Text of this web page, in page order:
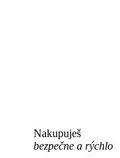
Nakupuješ
bezpečne a rýchlo